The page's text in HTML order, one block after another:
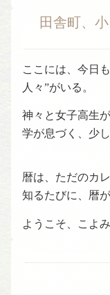
田舎町、
ここには、今日
人々”がいる。
神々と女子高生
学が息づく、少
暦は、ただのカ
知るたびに、暦
ようこそ、こよみ